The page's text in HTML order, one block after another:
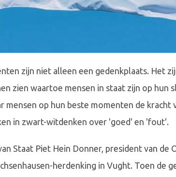
zijn niet alleen een gedenkplaats. Het
zien waartoe mensen in staat zijn op hun
mensen op hun beste momenten de
in zwart-witdenken over 'goed' en 'fout'.
Staat Piet Hein Donner, president van de
herdenking in Vught. Toen de